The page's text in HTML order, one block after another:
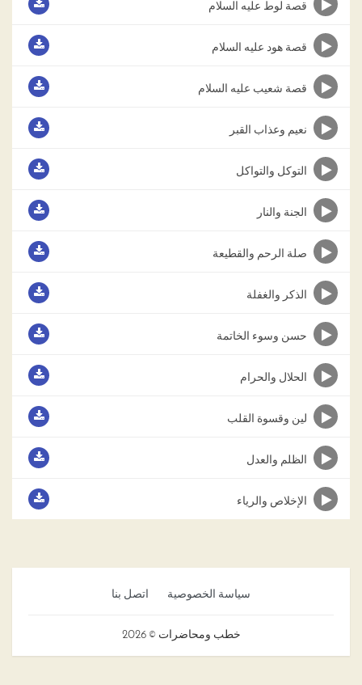
قصة لوط عليه السلام
قصة هود عليه السلام
قصة شعيب عليه السلام
نعيم وعذاب القبر
التوكل والتواكل
الجنة والنار
صلة الرحم والقطيعة
الذكر والغفلة
حسن وسوء الخاتمة
الحلال والحرام
لين وقسوة القلب
الظلم والعدل
الإخلاص والرياء
سياسة الخصوصية اتصل بنا
خطب ومحاضرات © 2026